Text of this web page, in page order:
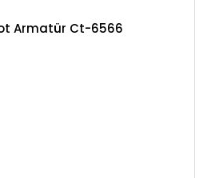
Armatür Ct-6566